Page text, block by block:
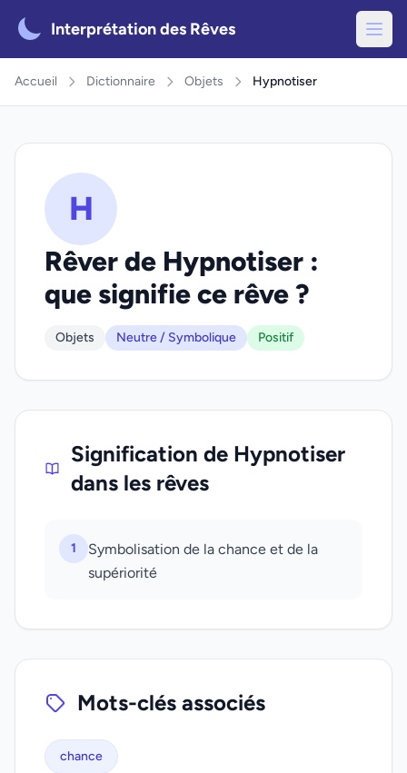
Interprétation des Rêves
Accueil Dictionnaire Objets Hypnotiser
H
Rêver de Hypnotiser :
que signifie ce rêve ?
Objets Neutre / Symbolique Positif
Signification de Hypnotiser
dans les rêves
1
Symbolisation de la chance et de la
supériorité
Mots-clés associés
chance